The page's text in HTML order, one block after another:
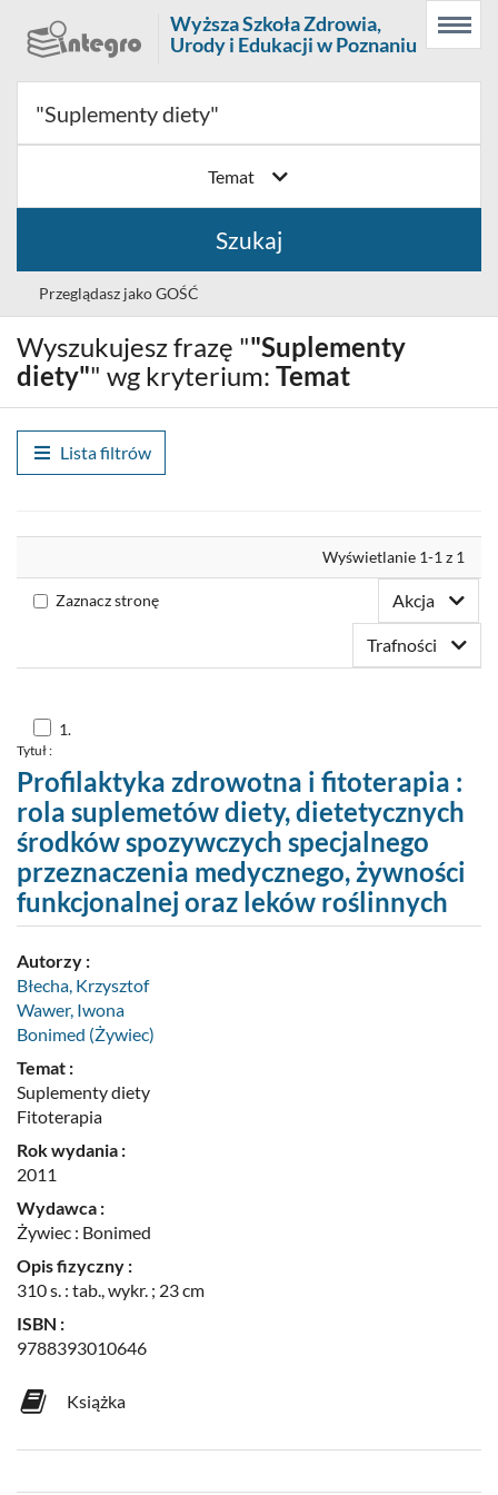
Menu
główne
Wyszukiwarka
Treść
główna
Menu
Prolib
Integro
strona
główna
Wyższa Szkoła Zdrowia,
Urody i Edukacji w Poznaniu
Temat
Szukaj
Przeglądasz jako GOŚĆ
Wybór
języka
Polski (PL)
Zaloguj
Zaproponuj zakup
Wyszukujesz frazę ""Suplementy
diety"" wg kryterium: Temat
Lista filtrów
Wyświetlanie 1-1 z 1
Zaznacz stronę Akcja
Trafności
Skocz
do
nr
1
1.
Tytuł :
Profilaktyka zdrowotna i fitoterapia :
rola suplemetów diety, dietetycznych
środków spozywczych specjalnego
przeznaczenia medycznego, żywności
funkcjonalnej oraz leków roślinnych
Autorzy :
Błecha, Krzysztof
Wawer, Iwona
Bonimed (Żywiec)
Temat :
Suplementy diety
Fitoterapia
Rok wydania :
2011
Wydawca :
Żywiec : Bonimed
Opis fizyczny :
310 s. : tab., wykr. ; 23 cm
ISBN :
9788393010646
Książka